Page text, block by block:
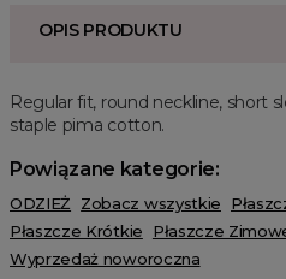
OPIS PRODUKTU
Regular fit, round neckline, short
staple pima cotton.
Powiązane kategorie:
ODZIEŻ Zobacz wszystkie
Płaszcze Krótkie
Płaszcze
Wyprzedaż noworoczna